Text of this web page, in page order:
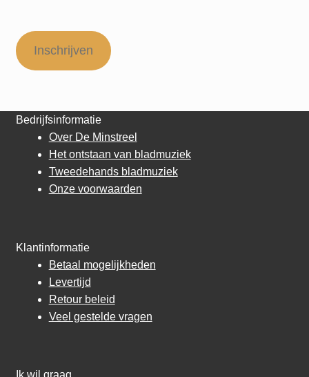
Inschrijven
Bedrijfsinformatie
Over De Minstreel
Het ontstaan van bladmuziek
Tweedehands bladmuziek
Onze voorwaarden
Klantinformatie
Betaal mogelijkheden
Levertijd
Retour beleid
Veel gestelde vragen
Ik wil graag…